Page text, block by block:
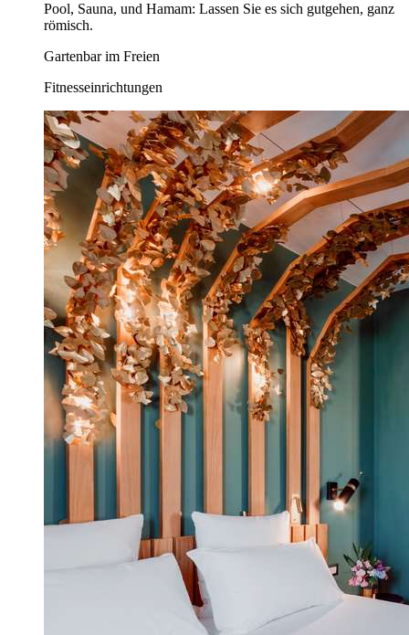
Pool, Sauna, und Hamam: Lassen Sie es sich gutgehen, ganz
römisch.
Gartenbar im Freien
Fitnesseinrichtungen